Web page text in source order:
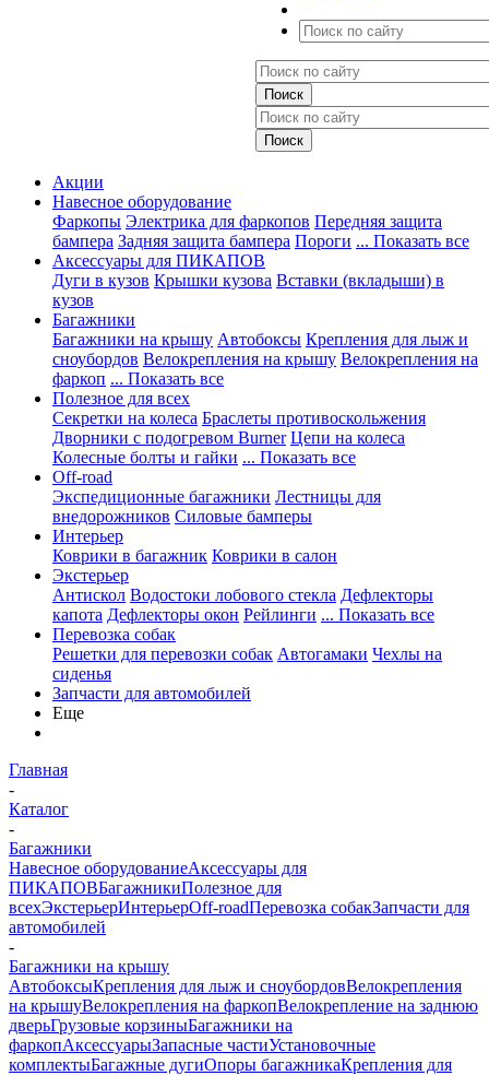
Акции
Навесное оборудование
Фаркопы Электрика для фаркопов Передняя защита
бампера Задняя защита бампера Пороги ... Показать все
Аксессуары для ПИКАПОВ
Дуги в кузов Крышки кузова Вставки (вкладыши) в
кузов
Багажники
Багажники на крышу Автобоксы Крепления для лыж и
сноубордов Велокрепления на крышу Велокрепления на
фаркоп ... Показать все
Полезное для всех
Секретки на колеса Браслеты противоскольжения
Дворники с подогревом Burner Цепи на колеса
Колесные болты и гайки ... Показать все
Off-road
Экспедиционные багажники Лестницы для
внедорожников Силовые бамперы
Интерьер
Коврики в багажник Коврики в салон
Экстерьер
Антискол Водостоки лобового стекла Дефлекторы
капота Дефлекторы окон Рейлинги ... Показать все
Перевозка собак
Решетки для перевозки собак Автогамаки Чехлы на
сиденья
Запчасти для автомобилей
Еще
Главная
-
Каталог
-
Багажники
Навесное оборудованиеАксессуары для
ПИКАПОВБагажникиПолезное для
всехЭкстерьерИнтерьерOff-roadПеревозка собакЗапчасти для
автомобилей
-
Багажники на крышу
АвтобоксыКрепления для лыж и сноубордовВелокрепления
на крышуВелокрепления на фаркопВелокрепление на заднюю
дверьГрузовые корзиныБагажники на
фаркопАксессуарыЗапасные частиУстановочные
комплектыБагажные дугиОпоры багажникаКрепления для